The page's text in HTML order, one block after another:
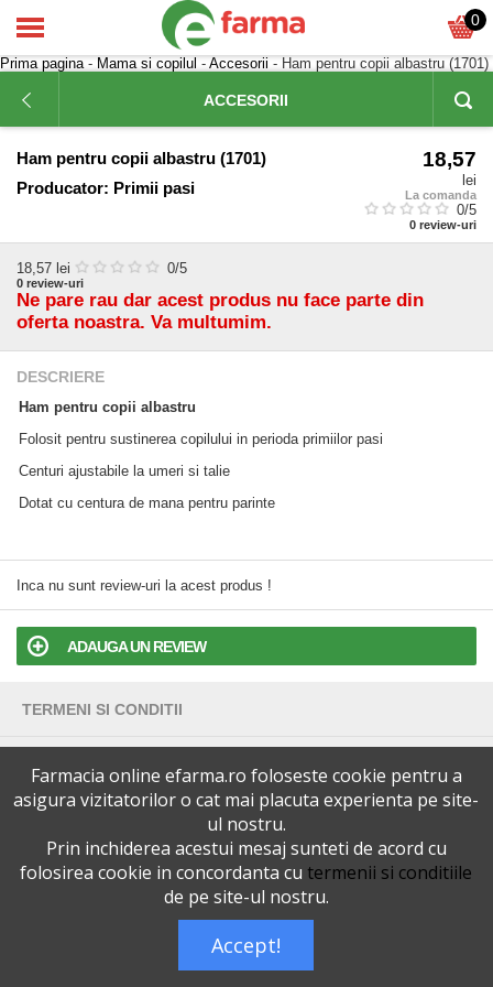
0
Prima pagina- Mama si copilul - Accesorii - Ham pentru copii albastru (1701)
ACCESORII
Ham pentru copii albastru (1701)
Producator: Primii pasi
18,57
lei
La comanda
0/5
0 review-uri
18,57 lei 0/5
0 review-uri
Ne pare rau dar acest produs nu face parte din
oferta noastra. Va multumim.
DESCRIERE
Ham pentru copii albastru
Folosit pentru sustinerea copilului in perioda primiilor pasi
Centuri ajustabile la umeri si talie
Dotat cu centura de mana pentru parinte
Inca nu sunt review-uri la acest produs !
ADAUGA UN REVIEW
TERMENI SI CONDITII
Telefoane eFarma:0727515368
Dreptul de autor © efarma.ro - Toate Drepturile Rezervate.
Farmacia online efarma.ro foloseste cookie pentru a
asigura vizitatorilor o cat mai placuta experienta pe site-
ul nostru.
Prin inchiderea acestui mesaj sunteti de acord cu
folosirea cookie in concordanta cu termenii si conditiile
de pe site-ul nostru.
Accept!